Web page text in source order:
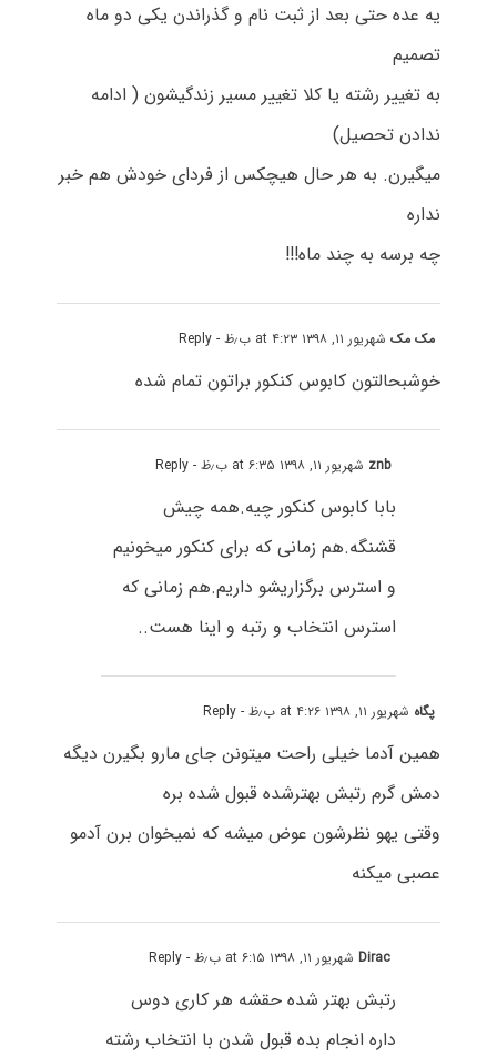
یه عده حتی بعد از ثبت نام و گذراندن یکی دو ماه
تصمیم
به تغییر رشته یا کلا تغییر مسیر زندگیشون ( ادامه
ندادن تحصیل)
میگیرن. به هر حال هیچکس از فردای خودش هم خبر
نداره
چه برسه به چند ماه!!!
مک مکشهریور ۱۱, ۱۳۹۸ at ۴:۲۳ ب٫ظ - Reply
خوشبحالتون کابوس کنکور براتون تمام شده
znb شهریور ۱۱, ۱۳۹۸ at ۶:۳۵ ب٫ظ - Reply
بابا کابوس کنکور چیه.همه چیش
قشنگه.هم زمانی که برای کنکور میخونیم
و استرس برگزاریشو داریم.هم زمانی که
استرس انتخاب و رتبه و اینا هست..
پگاه شهریور ۱۱, ۱۳۹۸ at ۴:۲۶ ب٫ظ - Reply
همین آدما خیلی راحت میتونن جای مارو بگیرن دیگه
دمش گرم رتبش بهترشده قبول شده بره
وقتی یهو نظرشون عوض میشه که نمیخوان برن آدمو
عصبی میکنه
Diracشهریور ۱۱, ۱۳۹۸ at ۶:۱۵ ب٫ظ - Reply
رتبش بهتر شده حقشه هر کاری دوس
داره انجام بده قبول شدن با انتخاب رشته